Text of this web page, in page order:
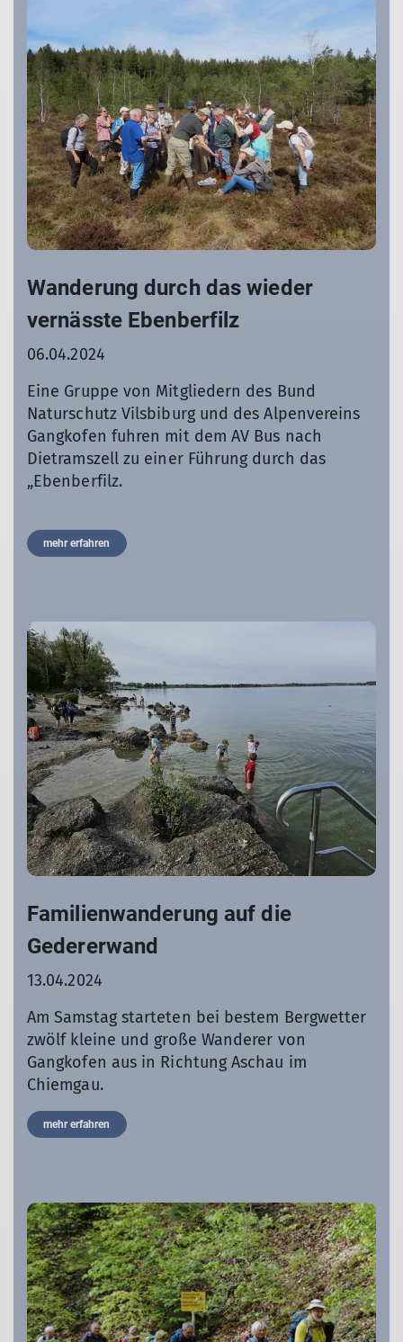
Wanderung durch das wieder
vernässte Ebenberfilz
06.04.2024
Eine Gruppe von Mitgliedern des Bund
Naturschutz Vilsbiburg und des Alpenvereins
Gangkofen fuhren mit dem AV Bus nach
Dietramszell zu einer Führung durch das
„Ebenberfilz.
mehr erfahren
Familienwanderung auf die
Gedererwand
13.04.2024
Am Samstag starteten bei bestem Bergwetter
zwölf kleine und große Wanderer von
Gangkofen aus in Richtung Aschau im
Chiemgau.
mehr erfahren